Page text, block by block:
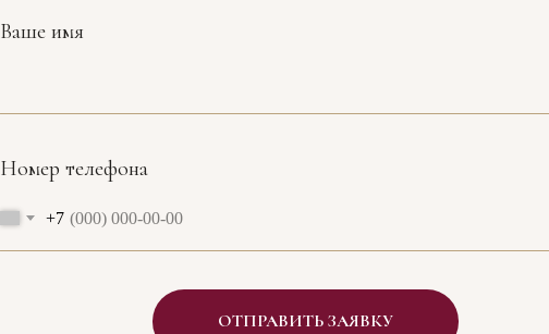
Ваше имя
Номер телефона
+7
ОТПРАВИТЬ ЗАЯВКУ